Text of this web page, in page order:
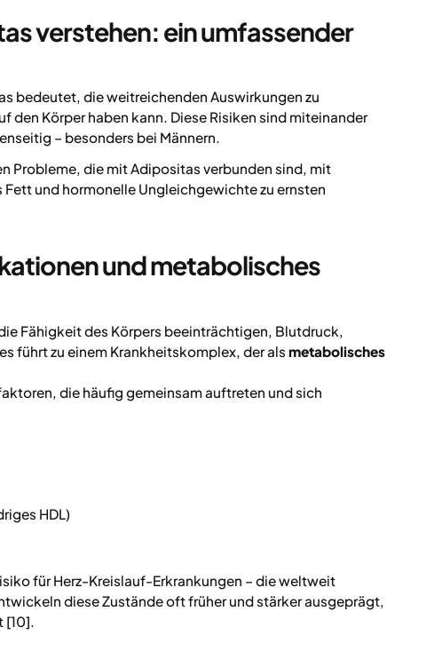
verstehen: ein umfassender
bedeutet, die weitreichenden Auswirkungen zu
den Körper haben kann. Diese Risiken sind miteinander
– besonders bei Männern.
Probleme, die mit Adipositas verbunden sind, mit
und hormonelle Ungleichgewichte zu ernsten
und metabolisches
Fähigkeit des Körpers beeinträchtigen, Blutdruck,
führt zu einem Krankheitskomplex, der als metabolisches
die häufig gemeinsam auftreten und sich
HDL)
für Herz-Kreislauf-Erkrankungen – die weltweit
diese Zustände oft früher und stärker ausgeprägt,
[10].